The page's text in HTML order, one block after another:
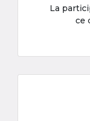
La
ce